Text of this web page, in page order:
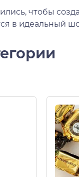
чтобы
в идеальный